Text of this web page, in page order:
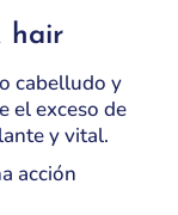
hair
cabelludo y
el exceso de
y vital.
acción